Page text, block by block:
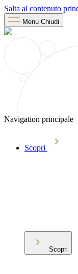
Salta al contenuto
Menu Chiudi
Navigation principale
Scopri
Scopri